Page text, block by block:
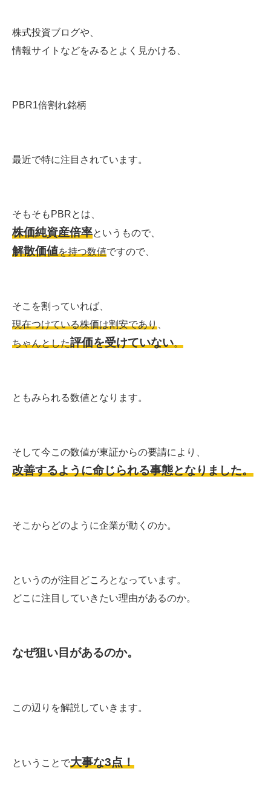
株式投資ブログや、
情報サイトなどをみるとよく見かける、
PBR1倍割れ銘柄
最近で特に注目されています。
そもそもPBRとは、
株価純資産倍率というもので、
解散価値を持つ数値ですので、
そこを割っていれば、
現在つけている株価は割安であり
ちゃんとした評価を受けていない。
ともみられる数値となります。
そして今この数値が東証からの要請により、
改善するように命じられる事態となりました。
そこからどのように企業が動くのか。
というのが注目どころとなっています。
どこに注目していきたい理由があるのか。
なぜ狙い目があるのか。
この辺りを解説していきます。
ということで大事な3点！